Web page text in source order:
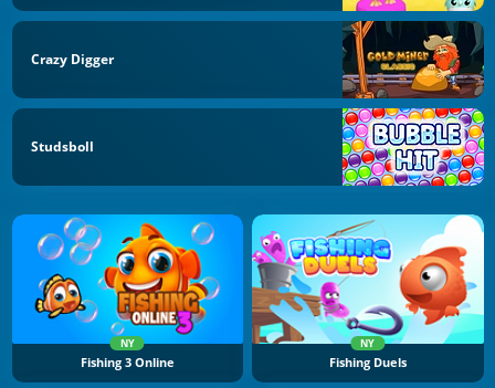
Crazy Digger
Studsboll
NY
Fishing 3 Online
NY
Fishing Duels